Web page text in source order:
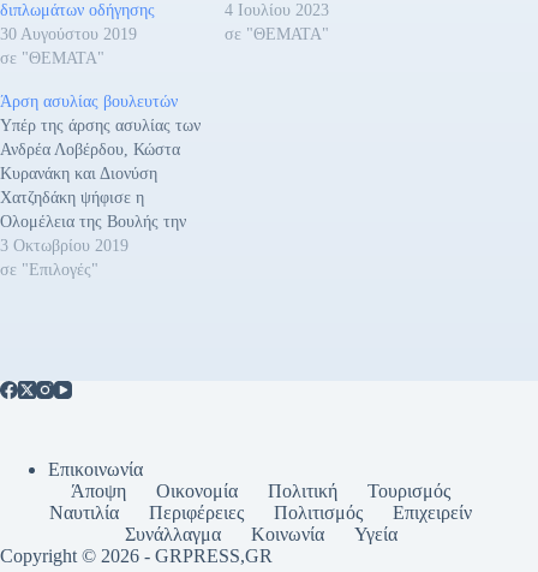
διπλωμάτων οδήγησης
30 Αυγούστου 2019
σε "ΘΕΜΑΤΑ"
4 Ιουλίου 2023
σε "ΘΕΜΑΤΑ"
Άρση ασυλίας βουλευτών
Υπέρ της άρσης ασυλίας των
Ανδρέα Λοβέρδου, Κώστα
Κυρανάκη και Διονύση
Χατζηδάκη ψήφισε η
Ολομέλεια της Βουλής την
Πέμπτη 3 Οκτωβρίου 2019.
Οι τρεις βουλευτές ζήτησαν
ασυλίας του Ανδρέα
3 Οκτωβρίου 2019
σε "Επιλογές"
Επικοινωνία
Άποψη
Οικονομία Πολιτική
Τουρισμός
Ναυτιλία
Περιφέρειες Πολιτισμός
Επιχειρείν
Συνάλλαγμα
Κοινωνία
Υγεία
Copyright © 2026 - GRPRESS,GR